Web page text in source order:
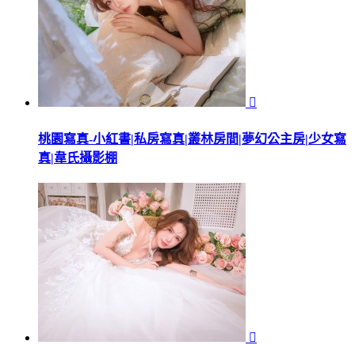

桃園寫真-小紅書|私房寫真|叢林房間|夢幻公主房|少女寫
真|韋氏攝影棚
